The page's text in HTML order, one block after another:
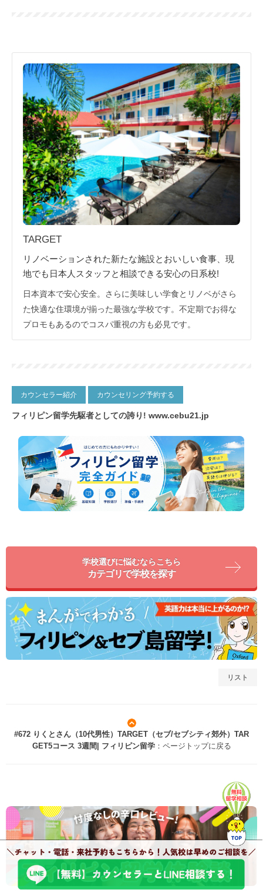
TARGET
リノベーションされた新たな施設とおいしい食事、現
地でも日本人スタッフと相談できる安心の日系校!
日本資本で安心安全。さらに美味しい学食とリノベがさら
た快適な住環境が揃った最強な学校です。不定期でお得な
プロモもあるのでコスパ重視の方も必見です。
カウンセラー紹介 カウンセリング予約する
フィリピン留学先駆者としての誇り! www.cebu21.jp
学校選びに悩むならこちら
カテゴリで学校を探す
リスト
#672 りくとさん（10代男性）TARGET（セブ/セブシティ郊外）TAR
GET5コース 3週間| フィリピン留学：ページトップに戻る